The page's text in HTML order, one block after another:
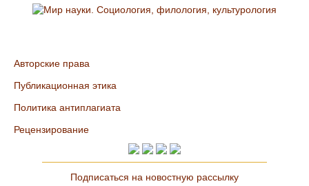
Авторские права
Публикационная этика
Политика антиплагиата
Рецензирование
Подписаться на новостную рассылку